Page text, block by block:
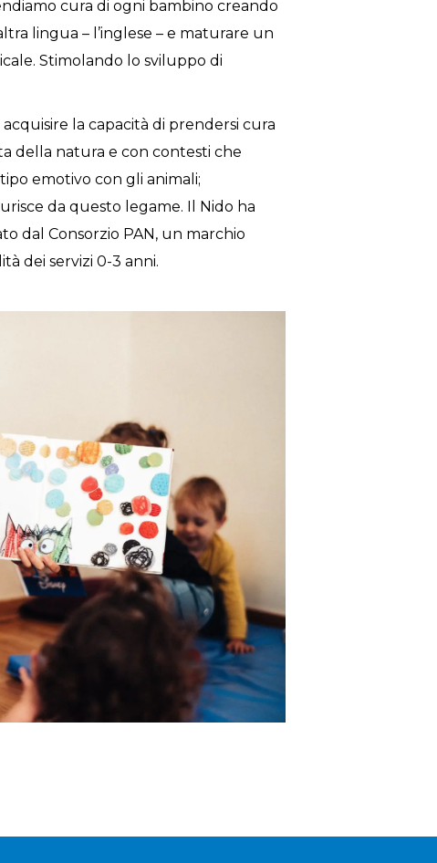
cura di ogni bambino creando
lingua – l’inglese – e maturare un
Stimolando lo sviluppo di
la capacità di prendersi cura
della natura e con contesti che
emotivo con gli animali;
da questo legame. Il Nido ha
dal Consorzio PAN, un marchio
dei servizi 0-3 anni.